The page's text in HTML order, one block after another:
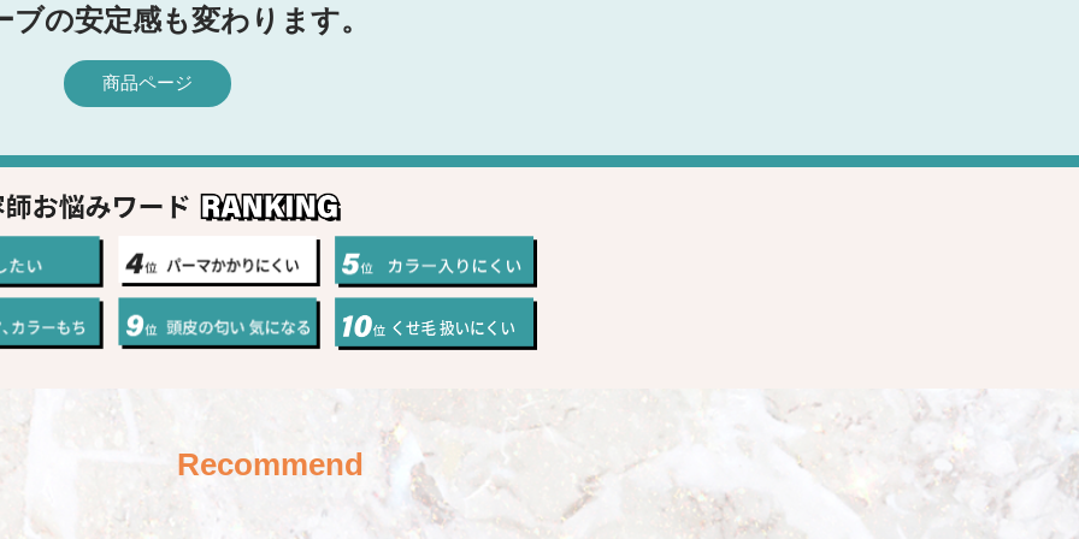
ブの安定感も変わります。
商品ページ
Recommend